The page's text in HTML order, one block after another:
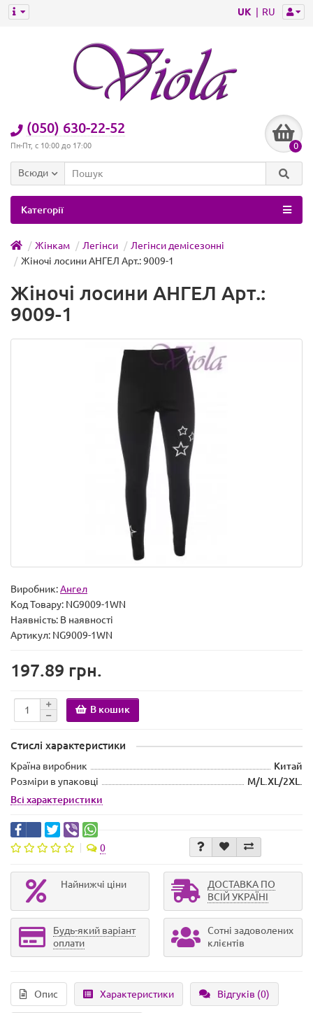
UK RU
(050) 630-22-52
Пн-Пт, с 10:00 до 17:00 0
Всюди
Категорії
Жінкам Легінси
Легінси демісезонні
Жіночі лосини АНГЕЛ Арт.: 9009-1
Жіночі лосини АНГЕЛ Арт.:
9009-1
Виробник:Ангел
Код Товару: NG9009-1WN
Наявність: В наявності
Артикул: NG9009-1WN
197.89 грн.
В кошик
Стислі характеристики
Країна виробник
Китай
Розміри в упаковці
M/L.XL/2XL.
Всі характеристики
0
Найнижчі ціни
ДОСТАВКА ПО
ВСІЙ УКРАЇНІ
Будь-який варіант
оплати
Сотні задоволених
клієнтів
Опис Характеристики Відгуків (0)